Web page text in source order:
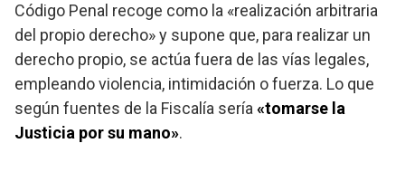
Código Penal recoge como la «realización arbitraria
del propio derecho» y supone que, para realizar un
derecho propio, se actúa fuera de las vías legales,
empleando violencia, intimidación o fuerza. Lo que
según fuentes de la Fiscalía sería«tomarse la
Justicia por su mano».